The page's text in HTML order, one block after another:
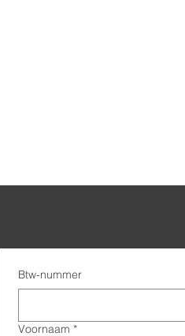
Btw-nummer
Voornaam *